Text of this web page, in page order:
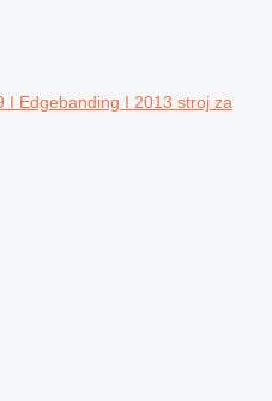
I Edgebanding I 2013 stroj za